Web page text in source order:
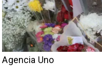
Agencia Uno